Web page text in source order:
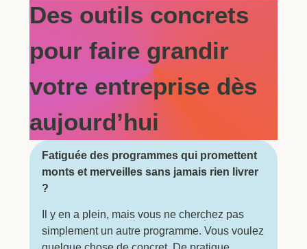
Des outils concrets
pour faire grandir
votre entreprise dès
aujourd’hui
Fatiguée des programmes qui promettent
monts et merveilles sans jamais rien livrer
?
Il y en a plein, mais vous ne cherchez pas
simplement un autre programme. Vous voulez